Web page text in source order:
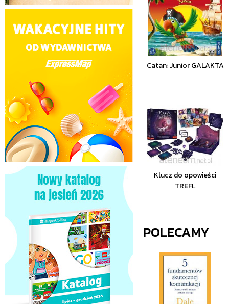
Catan: Junior GALAKTA
Klucz do opowieści
TREFL
POLECAMY